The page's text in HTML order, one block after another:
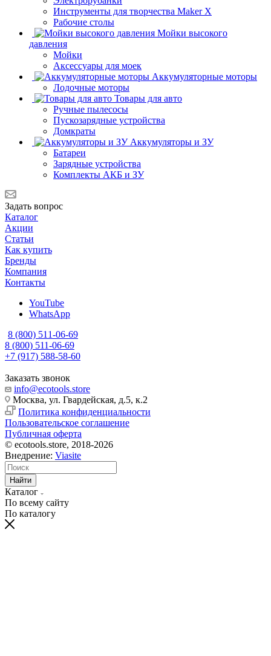
Инструменты для творчества Maker X
Рабочие столы
Мойки высокого
давления
Мойки
Аксессуары для моек
Аккумуляторные моторы
Лодочные моторы
Товары для авто
Ручные пылесосы
Пускозарядные устройства
Домкраты
Аккумуляторы и ЗУ
Батареи
Зарядные устройства
Комплекты АКБ и ЗУ
Задать вопрос
Каталог
Акции
Статьи
Как купить
Бренды
Компания
Контакты
YouTube
WhatsApp
8 (800) 511-06-69
8 (800) 511-06-69
+7 (917) 588-58-60
Заказать звонок
info@ecotools.store
Москва, ул. Гвардейская, д.5, к.2
Политика конфиденциальности
Пользовательское соглашение
Публичная оферта
© ecotools.store, 2018-2026
Внедрение: Viasite
Найти
Каталог
По всему сайту
По каталогу